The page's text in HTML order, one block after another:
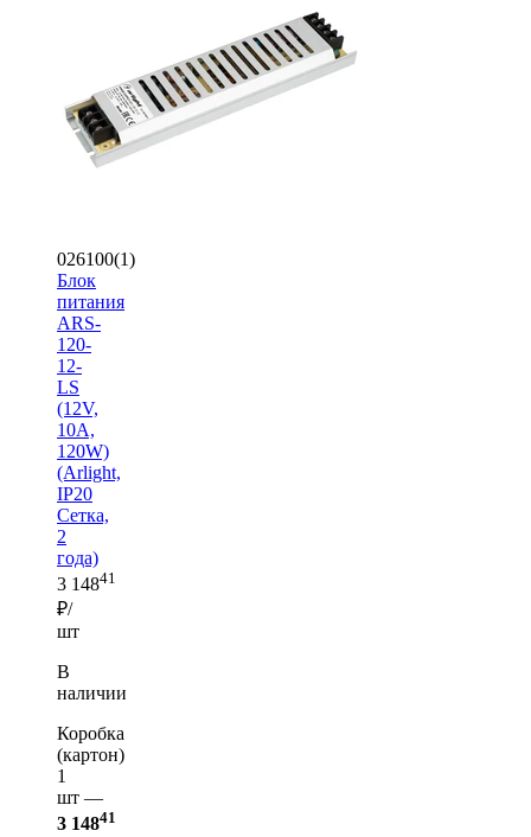
026100(1)
Блок
питания
ARS-
120-
12-
LS
(12V,
10A,
120W)
(Arlight,
IP20
Сетка,
2
года)
3 14841
₽/
шт
В
наличии
Коробка
(картон)
1
шт —
3 14841